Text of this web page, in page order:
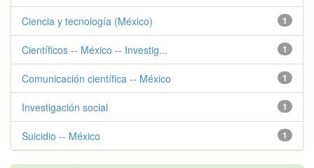
1
Ciencia y tecnología (México)
1
Científicos -- México -- Investig...
1
Comunicación científica -- México
1
Investigación social
1
Suicidio -- México